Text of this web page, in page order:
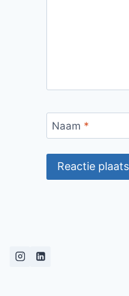
Naam *